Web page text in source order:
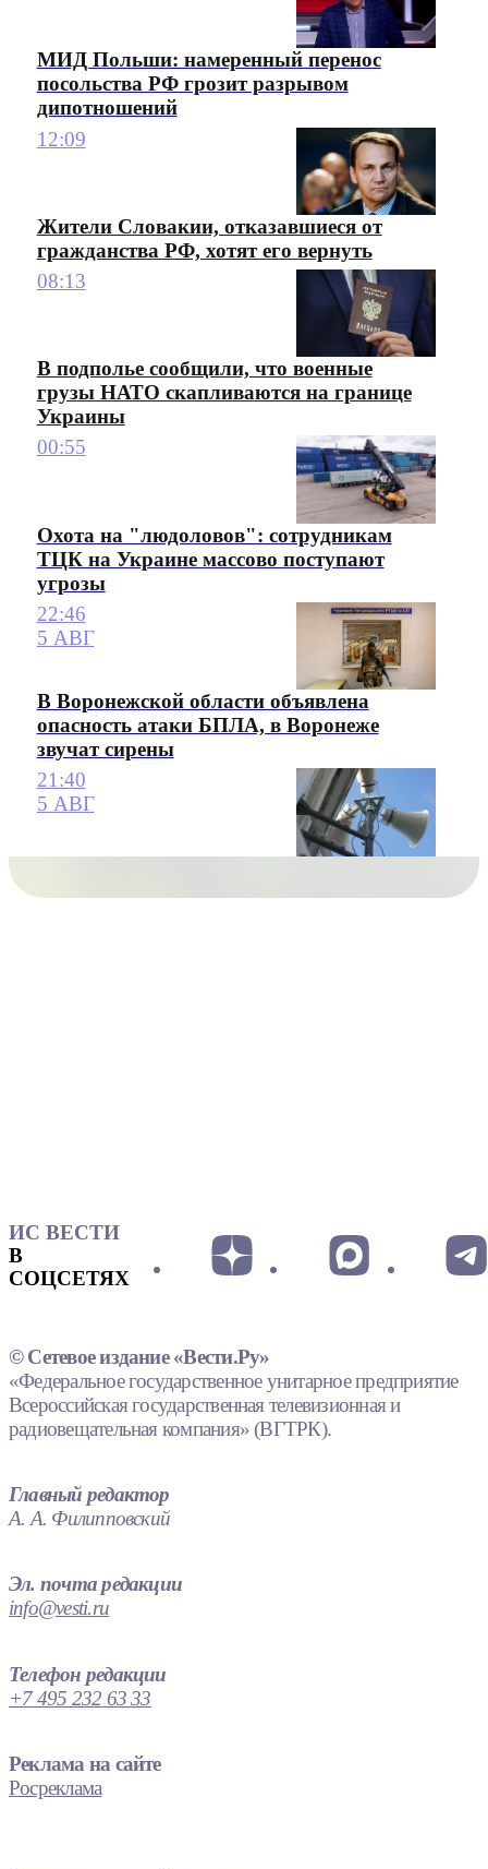
МИД Польши: намеренный перенос
посольства РФ грозит разрывом
дипотношений
12:09
Жители Словакии, отказавшиеся от
гражданства РФ, хотят его вернуть
08:13
В подполье сообщили, что военные
грузы НАТО скапливаются на границе
Украины
00:55
Охота на "людоловов": сотрудникам
ТЦК на Украине массово поступают
угрозы
22:46
5 АВГ
В Воронежской области объявлена
опасность атаки БПЛА, в Воронеже
звучат сирены
21:40
5 АВГ
ИС ВЕСТИ
В
СОЦСЕТЯХ
© Сетевое издание «Вести.Ру»
«Федеральное государственное унитарное предприятие
Всероссийская государственная телевизионная и
радиовещательная компания» (ВГТРК).
Главный редактор
А. А. Филипповский
Эл. почта редакции
info@vesti.ru
Телефон редакции
+7 495 232 63 33
Реклама на сайте
Росреклама